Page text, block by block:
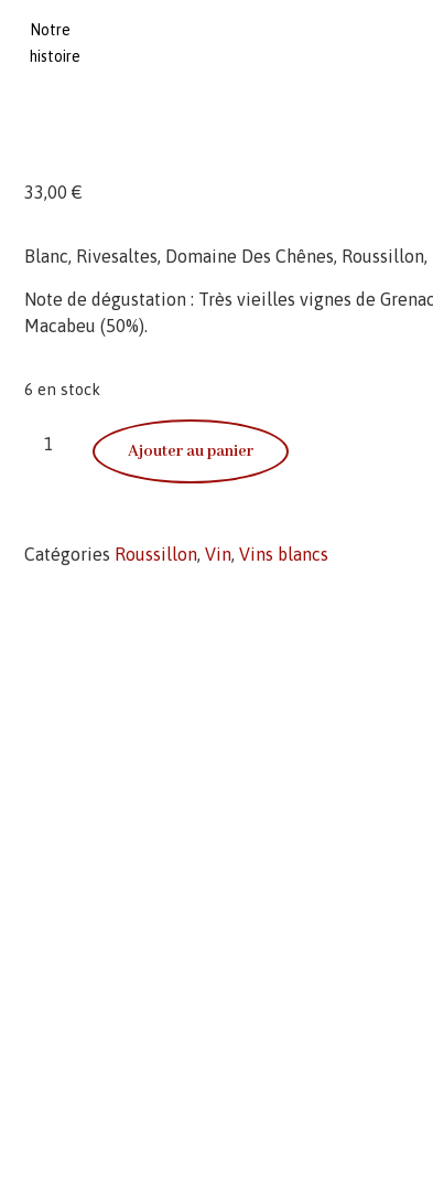
Notre
histoire
33,00 €
Blanc, Rivesaltes, Domaine Des Chênes, Roussillon,
Note de dégustation : Très vieilles vignes de
Macabeu (50%).
6 en stock
Ajouter au panier
Catégories Roussillon Vin Vins blancs